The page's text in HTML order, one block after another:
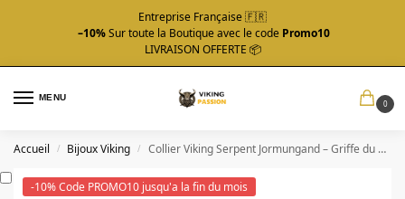
Entreprise Française 🇫🇷
–10%Sur toute la Boutique avec le code Promo10
LIVRAISON OFFERTE 📦
MENU
0
Accueil / Bijoux Viking / Collier Viking Serpent Jormungand – Griffe du Destin
-10% Code PROMO10 jusqu'a la fin du mois